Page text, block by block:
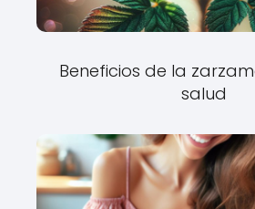
Beneficios de la
salud